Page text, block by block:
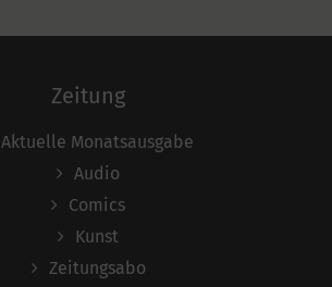
Zeitung
Aktuelle Monatsausgabe
Audio
Comics
Kunst
Zeitungsabo